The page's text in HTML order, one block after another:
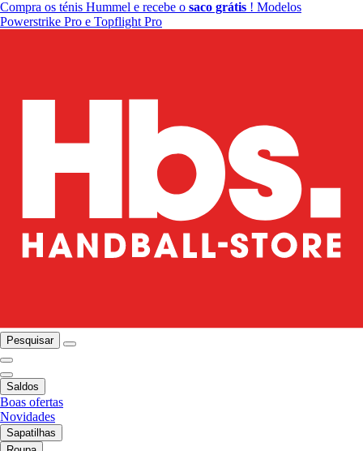
Compra os ténis Hummel e recebe o saco grátis ! Modelos
Powerstrike Pro e Topflight Pro
Pesquisar
Saldos
Boas ofertas
Novidades
Sapatilhas